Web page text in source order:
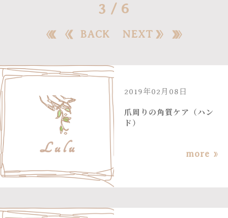
3 / 6
BACK NEXT
2019年02月08日
爪周りの角質ケア（ハン
ド）
more